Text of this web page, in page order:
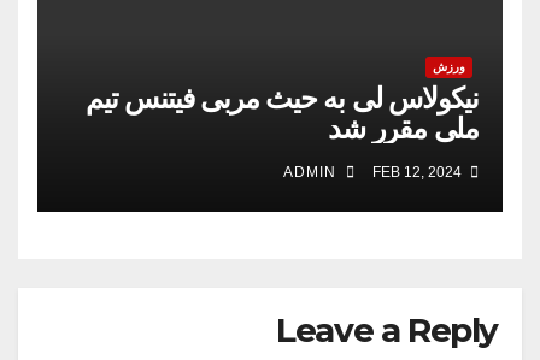
ورزش
نیکولاس لی به حیث مربی فیتنس تیم
ملی مقرر شد
Leave a Reply